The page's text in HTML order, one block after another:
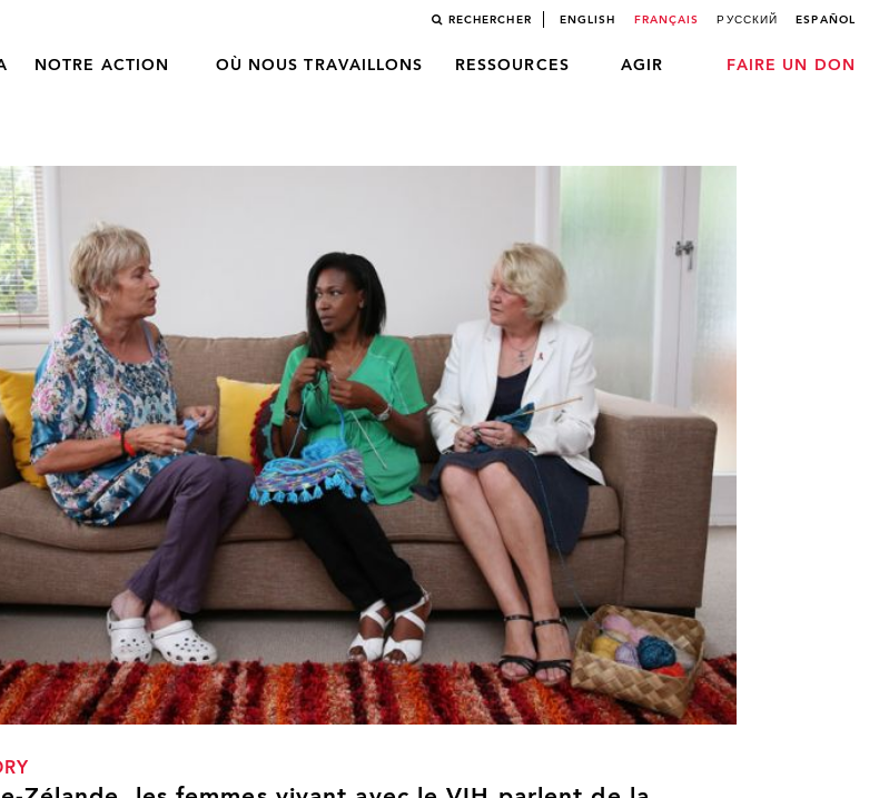
RECHERCHER ENGLISH FRANÇAIS РУССКИЙ ESPAÑOL
NOTRE ACTION OÙ NOUS TRAVAILLONS RESSOURCES AGIR FAIRE UN DON